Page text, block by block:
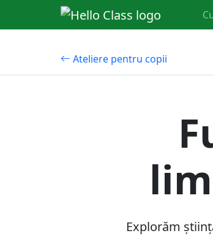
Ateliere pentru copii
Explorăm